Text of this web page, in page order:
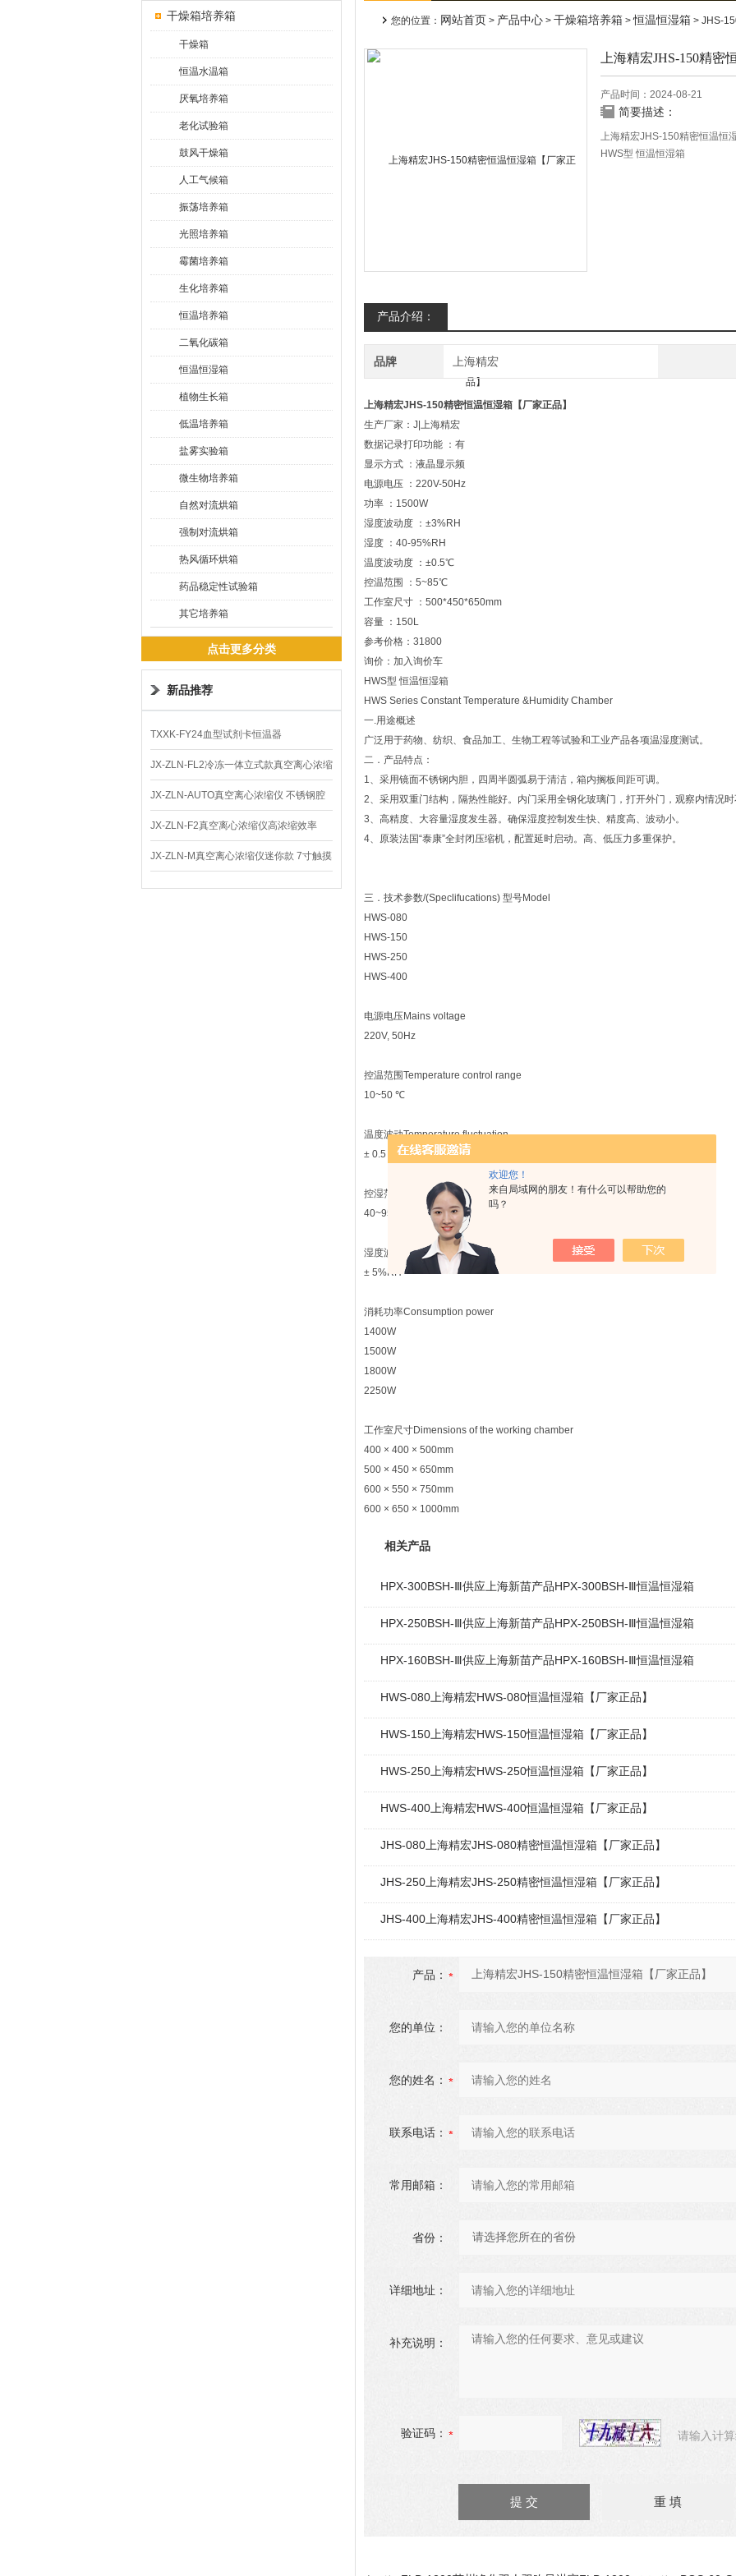
欢迎您！
来自局域网的朋友！有什么可以帮助您的
吗？
干燥箱培养箱
干燥箱
恒温水温箱
厌氧培养箱
老化试验箱
鼓风干燥箱
人工气候箱
振荡培养箱
光照培养箱
霉菌培养箱
生化培养箱
恒温培养箱
二氧化碳箱
恒温恒湿箱
植物生长箱
低温培养箱
盐雾实验箱
微生物培养箱
自然对流烘箱
强制对流烘箱
热风循环烘箱
药品稳定性试验箱
其它培养箱
点击更多分类
新品推荐
TXXK-FY24血型试剂卡恒温器
JX-ZLN-FL2冷冻一体立式款真空离心浓缩
仪 低温功能
JX-ZLN-AUTO真空离心浓缩仪 不锈钢腔
体
JX-ZLN-F2真空离心浓缩仪高浓缩效率
JX-ZLN-M真空离心浓缩仪迷你款 7寸触摸
屏
您的位置： 网站首页 > 产品中心 > 干燥箱培养箱 >恒温恒湿箱 > JHS-
上海精宏JHS-150精密
产品时间：2024-08-21
简要描述：
上海精宏JHS-150精密恒温恒
HWS型 恒温恒湿箱
产品介绍：
品牌 上海精宏
上海精宏JHS-150精密恒温恒湿箱【厂家正品】
生产厂家：J|上海精宏
数据记录打印功能 ：有
显示方式 ：液晶显示频
电源电压 ：220V-50Hz
功率 ：1500W
湿度波动度 ：±3%RH
湿度 ：40-95%RH
温度波动度 ：±0.5℃
控温范围 ：5~85℃
工作室尺寸 ：500*450*650mm
容量 ：150L
参考价格：31800
询价：加入询价车
HWS型 恒温恒湿箱
HWS Series Constant Temperature &Humidity Chamber
一.用途概述
广泛用于药物、纺织、食品加工、生物工程等试验和工业产品各项温湿度测试。
二．产品特点：
1、采用镜面不锈钢内胆，四周半圆弧易于清洁，箱内搁板间距可调。
2、采用双重门结构，隔热性能好。内门采用全钢化玻璃门，打开外门，观察内情况时
3、高精度、大容量湿度发生器。确保湿度控制发生快、精度高、波动小。
4、原装法国“泰康”全封闭压缩机，配置延时启动。高、低压力多重保护。
三．技术参数/(Speclifucations) 型号Model
HWS-080
HWS-150
HWS-250
HWS-400
电源电压Mains voltage
220V, 50Hz
控温范围Temperature control range
10~50 ℃
温度波动Temperature fluctuation
± 0.5 ℃
控湿范围Humidity control range
40~95%RH
湿度波动Humidity fluctuation
± 5%RH
消耗功率Consumption power
1400W
1500W
1800W
2250W
工作室尺寸Dimensions of the working chamber
400 × 400 × 500mm
500 × 450 × 650mm
600 × 550 × 750mm
600 × 650 × 1000mm
相关产品
HPX-300BSH-Ⅲ供应上海新苗产品HPX-300BSH-Ⅲ恒温恒湿箱
HPX-250BSH-Ⅲ供应上海新苗产品HPX-250BSH-Ⅲ恒温恒湿箱
HPX-160BSH-Ⅲ供应上海新苗产品HPX-160BSH-Ⅲ恒温恒湿箱
HWS-080上海精宏HWS-080恒温恒湿箱【厂家正品】
HWS-150上海精宏HWS-150恒温恒湿箱【厂家正品】
HWS-250上海精宏HWS-250恒温恒湿箱【厂家正品】
HWS-400上海精宏HWS-400恒温恒湿箱【厂家正品】
JHS-080上海精宏JHS-080精密恒温恒湿箱【厂家正品】
JHS-250上海精宏JHS-250精密恒温恒湿箱【厂家正品】
JHS-400上海精宏JHS-400精密恒温恒湿箱【厂家正品】
产品：
您的单位：
您的姓名：
联系电话：
常用邮箱：
省份：
详细地址：
补充说明：
验证码： 请输入计